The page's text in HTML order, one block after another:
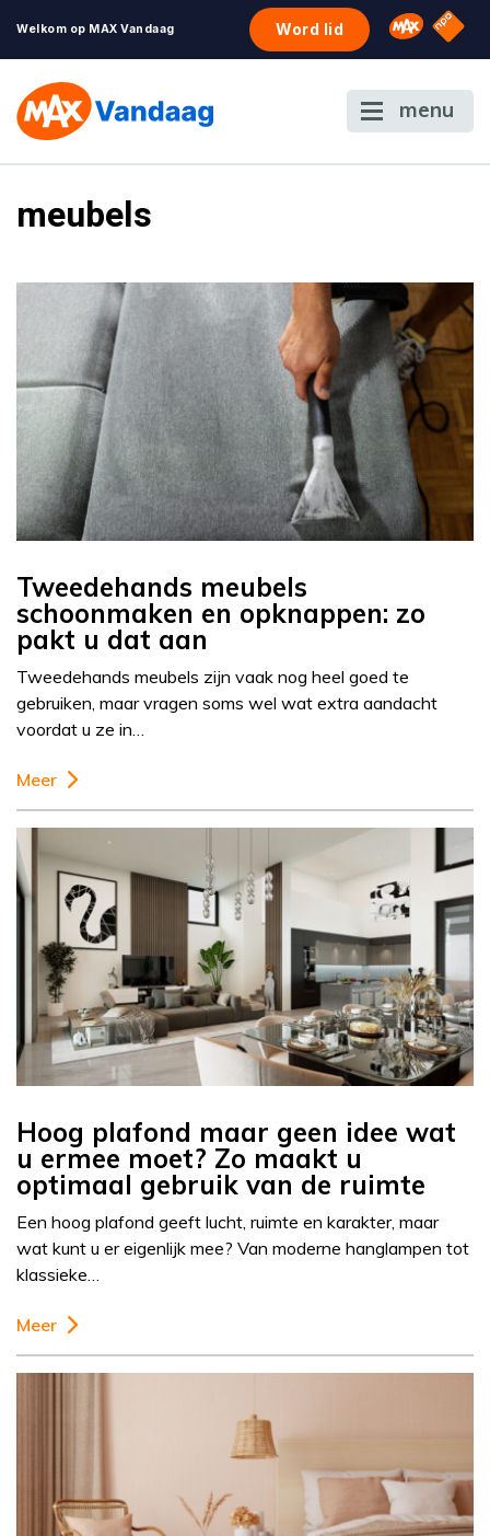
Welkom op MAX Vandaag Word lid Omroep
NPO
menu
meubels
Tweedehands meubels
schoonmaken en opknappen: zo
pakt u dat aan
Tweedehands meubels zijn vaak nog heel goed te
gebruiken, maar vragen soms wel wat extra aandacht
voordat u ze in…
Meer
Hoog plafond maar geen idee wat
u ermee moet? Zo maakt u
optimaal gebruik van de ruimte
Een hoog plafond geeft lucht, ruimte en karakter, maar
wat kunt u er eigenlijk mee? Van moderne hanglampen tot
klassieke…
Meer